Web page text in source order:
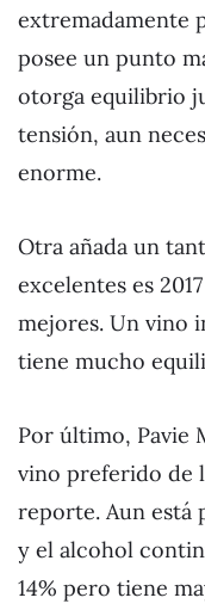
extremadamente
posee un punto
otorga equilibrio
tensión, aun
enorme.
Otra añada un
excelentes es
mejores. Un vino
tiene mucho
Por último, Pavie
vino preferido de
reporte. Aun está
y el alcohol
14% pero tiene